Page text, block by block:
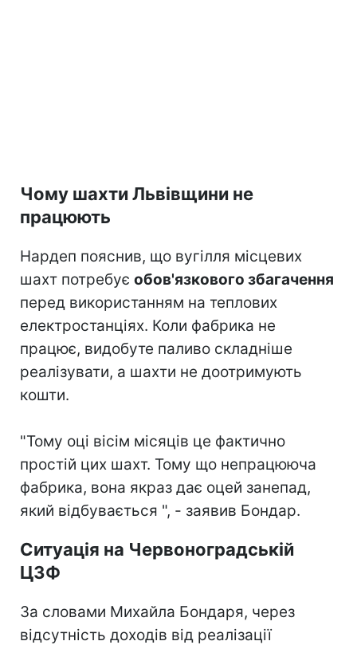
Чому шахти Львівщини не
працюють
Нардеп пояснив, що вугілля місцевих
шахт потребує обов'язкового збагачення
перед використанням на теплових
електростанціях. Коли фабрика не
працює, видобуте паливо складніше
реалізувати, а шахти не доотримують
кошти.
"Тому оці вісім місяців це фактично
простій цих шахт. Тому що непрацююча
фабрика, вона якраз дає оцей занепад,
який відбувається ", - заявив Бондар.
Ситуація на Червоноградській
ЦЗФ
За словами Михайла Бондаря, через
відсутність доходів від реалізації